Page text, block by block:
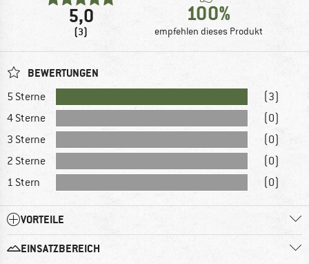
5,0
(3)
100%
empfehlen dieses Produkt
BEWERTUNGEN
5 Sterne
(3)
4 Sterne
(0)
3 Sterne
(0)
2 Sterne
(0)
1 Stern
(0)
VORTEILE
EINSATZBEREICH